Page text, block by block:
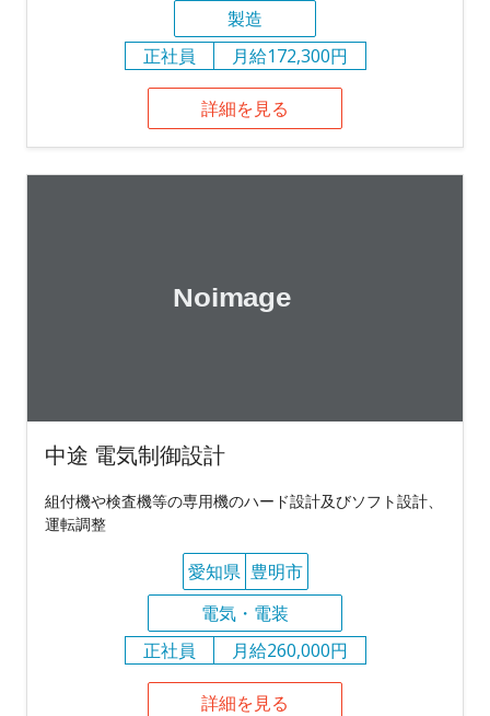
製造
正社員
月給172,300円
詳細を見る
中途 電気制御設計
組付機や検査機等の専用機のハード設計及びソフト設計、
運転調整
愛知県 豊明市
電気・電装
正社員
月給260,000円
詳細を見る